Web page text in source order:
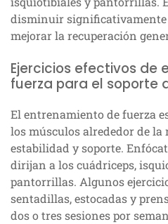
disminuir
mejorar la recuperación
Ejercicios efectivos de
fuerza para el soporte
El entrenamiento de fuerza
los músculos alrededor de
estabilidad y soporte.
dirijan a los cuádriceps,
pantorrillas. Algunos
sentadillas, estocadas y
dos o tres sesiones por